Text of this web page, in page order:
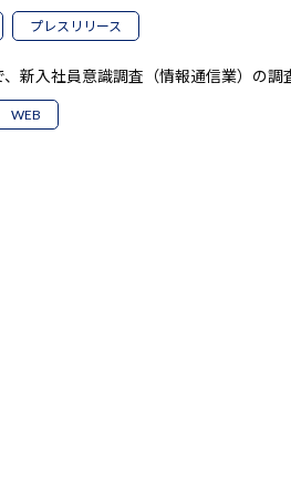
プレスリリース
、新入社員意識調査（情報通信業）の
WEB